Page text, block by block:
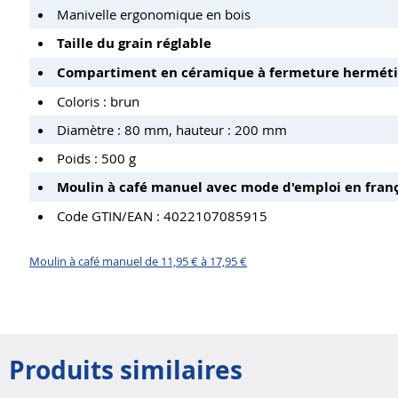
Manivelle ergonomique en bois
Taille du grain réglable
Compartiment en céramique à fermeture
Coloris : brun
Diamètre : 80 mm, hauteur : 200 mm
Poids : 500 g
Moulin à café manuel avec mode d'emploi en
Code GTIN/EAN : 4022107085915
Moulin à café manuel de 11,95 € à 17,95 €
Produits similaires